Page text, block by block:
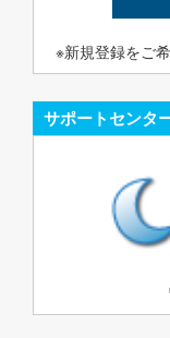
※新規登録をご
サポートセンタ